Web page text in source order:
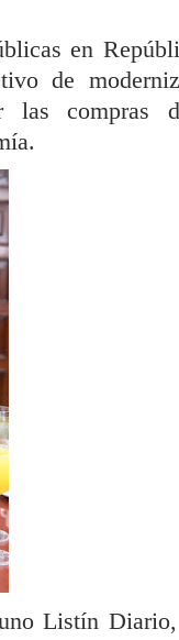
en
de
las compras
Listín